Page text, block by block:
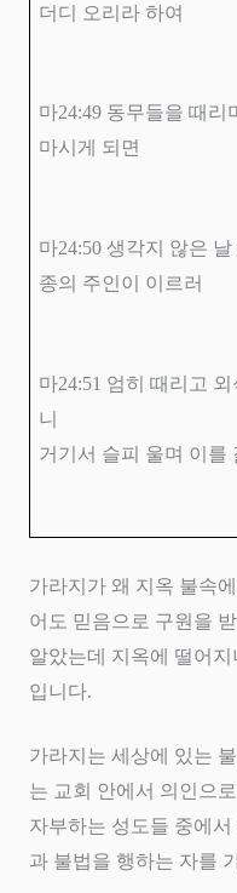
더디 오리라 하여
마24:49 동무들을 때리
마시게 되면
마24:50생각지 않은
종의 주인이 이르러
마24:51 엄히 때리고 외
니
거기서 슬피 울며 이를
가라지가 왜 지옥 불속
어도 믿음으로 구원을
알았는데 지옥에 떨어
입니다.
가라지는 세상에 있는
는 교회 안에서 의인으
자부하는 성도들 중에
과 불법을 행하는 자를